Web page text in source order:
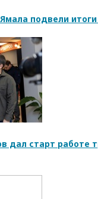
подвели
дал старт работе